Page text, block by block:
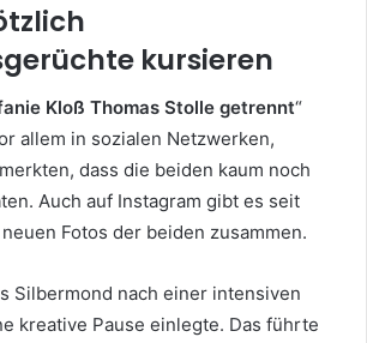
kursieren
Kloß Thomas Stolle getrennt“
allem in sozialen Netzwerken,
dass die beiden kaum noch
Auch auf Instagram gibt es seit
Fotos der beiden zusammen.
Silbermond nach einer intensiven
kreative Pause einlegte. Das führte